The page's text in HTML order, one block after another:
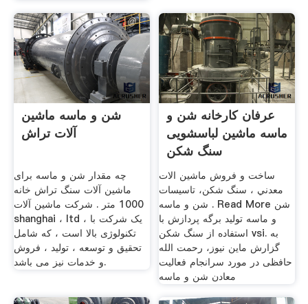
شن و ماسه ماشین
آلات تراش
چه مقدار شن و ماسه برای
ماشین آلات سنگ تراش خانه
1000 متر . شرکت ماشین آلات
shanghai ، ltd ، یک شرکت با
تکنولوژی بالا است ، که شامل
تحقیق و توسعه ، تولید ، فروش
و خدمات نیز می باشد.
عرفان کارخانه شن و
ماسه ماشین لباسشویی
سنگ شکن
ساخت و فروش ماشين الات
معدني ، سنگ شکن، تاسيسات
شن و ماسه . Read More شن
و ماسه تولید برگه پردازش با
استفاده از سنگ شکن vsi. به
گزارش ماین نیوز، رحمت الله
حافظی در مورد سرانجام فعالیت
معادن شن و ماسه